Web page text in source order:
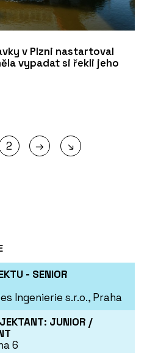
v Plzni nastartoval
vypadat si řekli jeho
2 → ↘
- SENIOR
Ingenierie s.r.o., Praha
JUNIOR /
6